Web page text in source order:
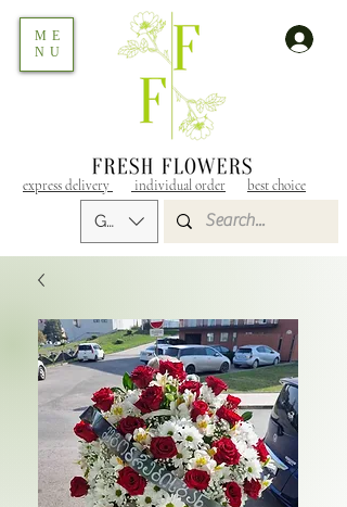
GEL (GEL)
express delivery individual order best choice
ME
NU